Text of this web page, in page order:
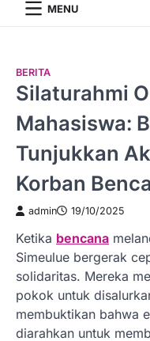
MENU
BERITA
Silaturahmi
Mahasiswa:
Tunjukkan
Korban
admin 19/10/2025
Ketika bencana
Simeulue bergerak
solidaritas. Mereka
pokok untuk
membuktikan bahwa
diarahkan untuk